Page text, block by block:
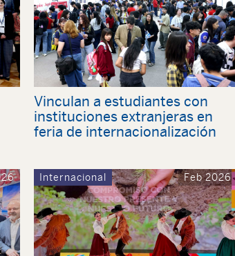
Vinculan a estudiantes con
instituciones extranjeras en
feria de internacionalización
Internacional Feb 2026